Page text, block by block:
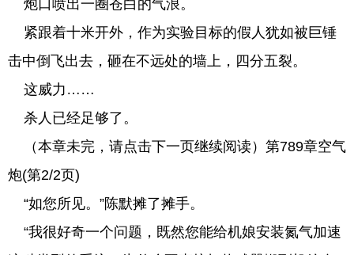
炮口喷出一圈苍白的气浪。
紧跟着十米开外，作为实验目标的假人犹如被巨锤
击中倒飞出去，砸在不远处的墙上，四分五裂。
这威力……
杀人已经足够了。
（本章未完，请点击下一页继续阅读）第789章空气
炮(第2/2页)
“如您所见。”陈默摊了摊手。
“我很好奇一个问题，既然您能给机娘安装氮气加速